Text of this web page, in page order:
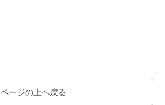
ページの上へ戻る